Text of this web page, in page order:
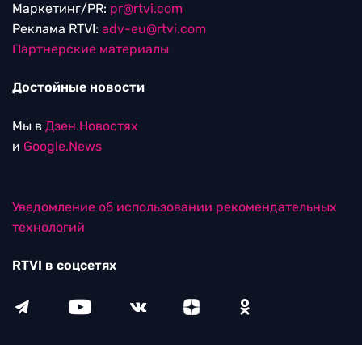
Маркетинг/PR: pr@rtvi.com
Реклама RTVI: adv-eu@rtvi.com
Партнерские материалы
Достойные новости
Мы в Дзен.Новостях
и Google.News
Уведомление об использовании рекомендательных
технологий
RTVI в соцсетях